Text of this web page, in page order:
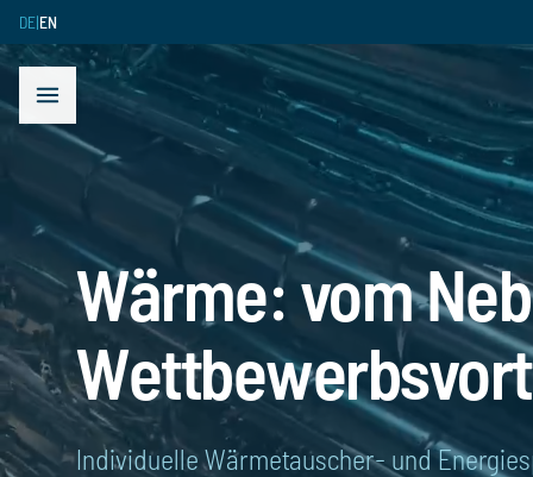
DE|EN
Open menu
Wärme: vom
Individuelle Wärmetauscher- und